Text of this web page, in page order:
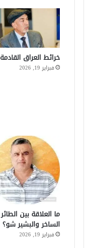
خرائط العراق القادمة
فبراير 19, 2026
ما العلاقة بين الطائر
الساخر والبشير شو؟
فبراير 19, 2026